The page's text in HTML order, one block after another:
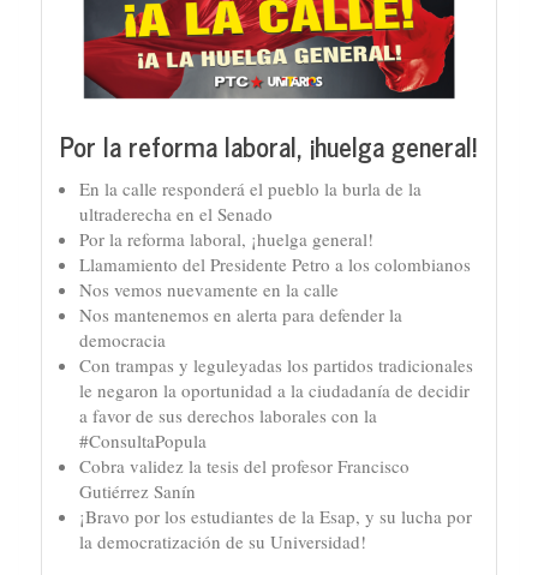
Por la reforma laboral, ¡huelga general!
En la calle responderá el pueblo la burla de la
ultraderecha en el Senado
Por la reforma laboral, ¡huelga general!
Llamamiento del Presidente Petro a los colombianos
Nos vemos nuevamente en la calle
Nos mantenemos en alerta para defender la
democracia
Con trampas y leguleyadas los partidos tradicionales
le negaron la oportunidad a la ciudadanía de decidir
a favor de sus derechos laborales con la
#ConsultaPopula
Cobra validez la tesis del profesor Francisco
Gutiérrez Sanín
¡Bravo por los estudiantes de la Esap, y su lucha por
la democratización de su Universidad!